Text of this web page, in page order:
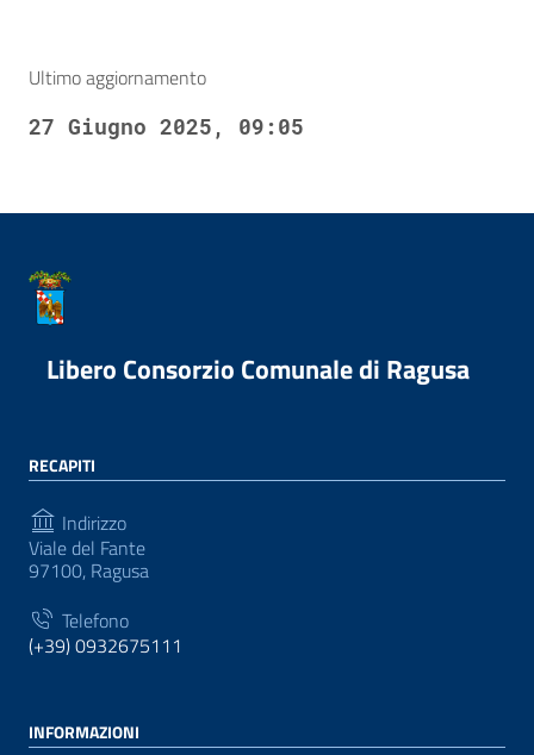
Ultimo aggiornamento
27 Giugno 2025, 09:05
Libero Consorzio Comunale di Ragusa
RECAPITI
Indirizzo
Viale del Fante
97100, Ragusa
Telefono
(+39) 0932675111
INFORMAZIONI